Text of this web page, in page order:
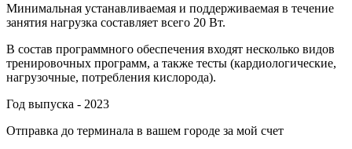
Минимальная устанавливаемая и поддерживаемая в течение
занятия нагрузка составляет всего 20 Вт.
В состав программного обеспечения входят несколько видов
тренировочных программ, а также тесты (кардиологические,
нагрузочные, потребления кислорода).
Год выпуска - 2023
Отправка до терминала в вашем городе за мой счет